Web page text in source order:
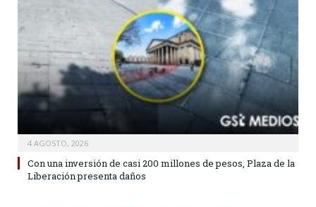
4 AGOSTO, 2026
Con una inversión de casi 200 millones de pesos, Plaza de la
Liberación presenta daños